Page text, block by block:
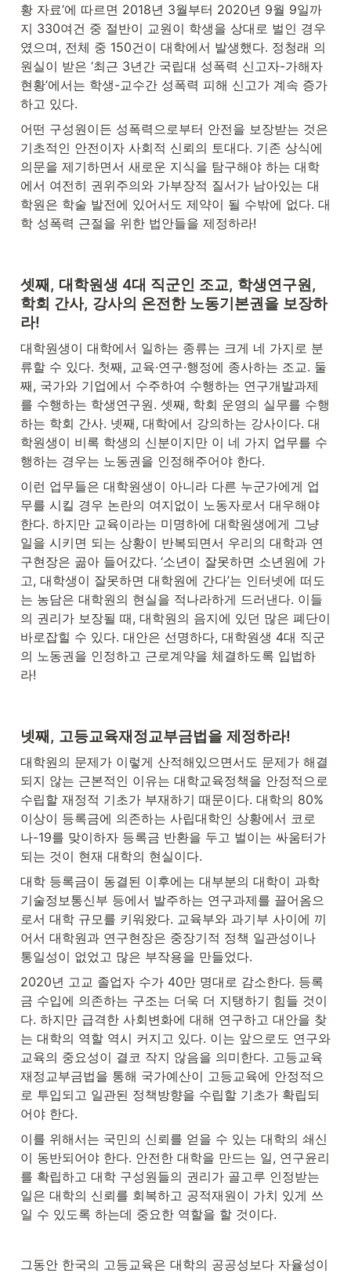
황 자료’에 따르면 2018년 3월부터 2020년 9월 9일까
지 330여건 중 절반이 교원이 학생을 상대로 벌인 경우
였으며, 전체 중 150건이 대학에서 발생했다. 정청래 의
원실이 받은 ‘최근 3년간 국립대 성폭력 신고자-가해자
현황’에서는 학생-교수간 성폭력 피해 신고가 계속 증가
하고 있다.
어떤 구성원이든 성폭력으로부터 안전을 보장받는 것은
기초적인 안전이자 사회적 신뢰의 토대다. 기존 상식에
의문을 제기하면서 새로운 지식을 탐구해야 하는 대학
에서 여전히 권위주의와 가부장적 질서가 남아있는 대
학원은 학술 발전에 있어서도 제약이 될 수밖에 없다. 대
학 성폭력 근절을 위한 법안들을 제정하라!
셋째, 대학원생 4대 직군인 조교, 학생연구원,
학회 간사, 강사의 온전한 노동기본권을 보장하
라!
대학원생이 대학에서 일하는 종류는 크게 네 가지로 분
류할 수 있다. 첫째, 교육·연구·행정에 종사하는 조교. 둘
째, 국가와 기업에서 수주하여 수행하는 연구개발과제
를 수행하는 학생연구원. 셋째, 학회 운영의 실무를 수행
하는 학회 간사. 넷째, 대학에서 강의하는 강사이다. 대
학원생이 비록 학생의 신분이지만 이 네 가지 업무를 수
행하는 경우는 노동권을 인정해주어야 한다.
이런 업무들은 대학원생이 아니라 다른 누군가에게 업
무를 시킬 경우 논란의 여지없이 노동자로서 대우해야
한다. 하지만 교육이라는 미명하에 대학원생에게 그냥
일을 시키면 되는 상황이 반복되면서 우리의 대학과 연
구현장은 곪아 들어갔다. ‘소년이 잘못하면 소년원에 가
고, 대학생이 잘못하면 대학원에 간다’는 인터넷에 떠도
는 농담은 대학원의 현실을 적나라하게 드러낸다. 이들
의 권리가 보장될 때, 대학원의 음지에 있던 많은 폐단이
바로잡힐 수 있다. 대안은 선명하다, 대학원생 4대 직군
의 노동권을 인정하고 근로계약을 체결하도록 입법하
라!
넷째, 고등교육재정교부금법을 제정하라!
대학원의 문제가 이렇게 산적해있으면서도 문제가 해결
되지 않는 근본적인 이유는 대학교육정책을 안정적으로
수립할 재정적 기초가 부재하기 때문이다. 대학의 80%
이상이 등록금에 의존하는 사립대학인 상황에서 코로
나-19를 맞이하자 등록금 반환을 두고 벌이는 싸움터가
되는 것이 현재 대학의 현실이다.
대학 등록금이 동결된 이후에는 대부분의 대학이 과학
기술정보통신부 등에서 발주하는 연구과제를 끌어옴으
로서 대학 규모를 키워왔다. 교육부와 과기부 사이에 끼
어서 대학원과 연구현장은 중장기적 정책 일관성이나
통일성이 없었고 많은 부작용을 만들었다.
2020년 고교 졸업자 수가 40만 명대로 감소한다. 등록
금 수입에 의존하는 구조는 더욱 더 지탱하기 힘들 것이
다. 하지만 급격한 사회변화에 대해 연구하고 대안을 찾
는 대학의 역할 역시 커지고 있다. 이는 앞으로도 연구와
교육의 중요성이 결코 작지 않음을 의미한다. 고등교육
재정교부금법을 통해 국가예산이 고등교육에 안정적으
로 투입되고 일관된 정책방향을 수립할 기초가 확립되
어야 한다.
이를 위해서는 국민의 신뢰를 얻을 수 있는 대학의 쇄신
이 동반되어야 한다. 안전한 대학을 만드는 일, 연구윤리
를 확립하고 대학 구성원들의 권리가 골고루 인정받는
일은 대학의 신뢰를 회복하고 공적재원이 가치 있게 쓰
일 수 있도록 하는데 중요한 역할을 할 것이다.
그동안 한국의 고등교육은 대학의 공공성보다 자율성이